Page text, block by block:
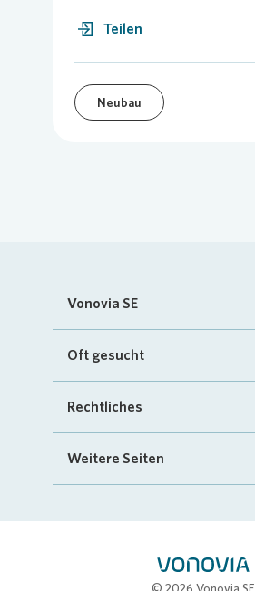
Teilen
Neubau
Vonovia SE
Startseite
Investoren
Oft gesucht
FAQ
„Mein Vonovia“ App
Mein Zuhause
Rechtliches
Impressum
Weitere Seiten
© 2026 Vonovia SE